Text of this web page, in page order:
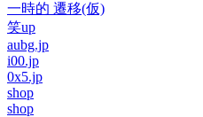
一時的 遷移(仮)
笑up
aubg.jp
i00.jp
0x5.jp
shop
shop